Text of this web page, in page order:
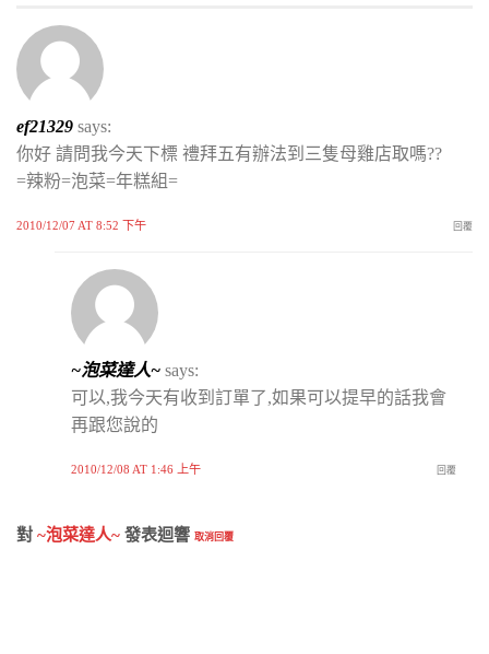
ef21329 says:
你好 請問我今天下標 禮拜五有辦法到三隻母雞店取嗎??
=辣粉=泡菜=年糕組=
2010/12/07 AT 8:52 下午 回覆
~泡菜達人~ says:
可以,我今天有收到訂單了,如果可以提早的話我會
再跟您說的
2010/12/08 AT 1:46 上午 回覆
對 ~泡菜達人~ 發表迴響 取消回覆